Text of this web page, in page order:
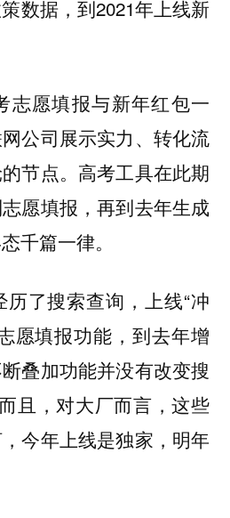
数据，到2021年上线新
志愿填报与新年红包一
公司展示实力、转化流
节点。高考工具在此期
愿填报，再到去年生成
千篇一律。
了搜索查询，上线“冲
愿填报功能，到去年增
叠加功能并没有改变搜
且，对大厂而言，这些
今年上线是独家，明年